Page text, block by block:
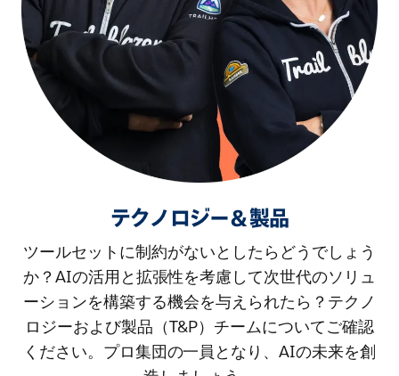
テクノロジー＆製品
ツールセットに制約がないとしたらどうでしょう
か？AIの活用と拡張性を考慮して次世代のソリュ
ーションを構築する機会を与えられたら？テクノ
ロジーおよび製品（T&P）チームについてご確認
ください。プロ集団の一員となり、AIの未来を創